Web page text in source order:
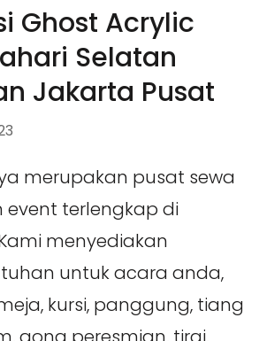
Ghost Acrylic
Selatan
Jakarta Pusat
merupakan pusat sewa
terlengkap di
menyediakan
untuk acara anda,
kursi, panggung, tiang